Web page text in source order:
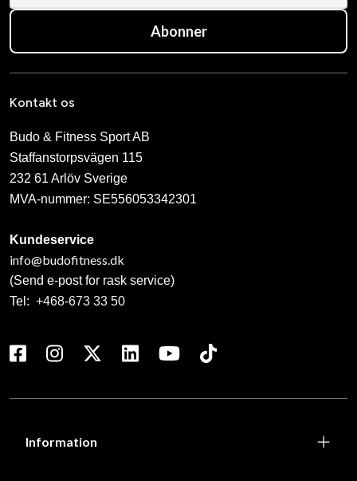
Abonner
Kontakt os
Budo & Fitness Sport AB
Staffanstorpsvägen 115
232 61 Arlöv Sverige
MVA-nummer: SE556053342301
Kundeservice
info@budofitness.dk
(Send e-post for rask service)
Tel: +468-673 33 50
Information